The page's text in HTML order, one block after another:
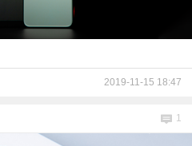
2019-11-15 18:47
1